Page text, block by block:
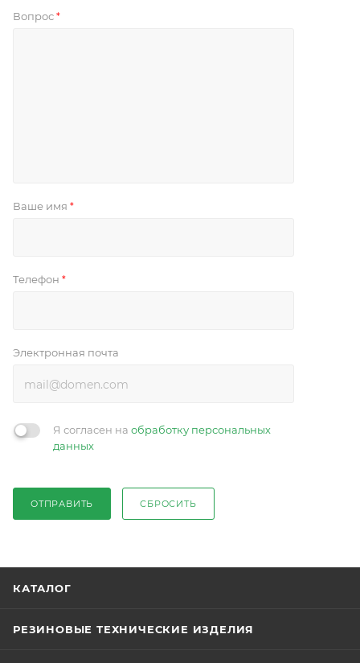
Вопрос *
Ваше имя *
Телефон *
Электронная почта
Я согласен на обработку персональных
данных
ОТПРАВИТЬ СБРОСИТЬ
КАТАЛОГ
РЕЗИНОВЫЕ ТЕХНИЧЕСКИЕ ИЗДЕЛИЯ